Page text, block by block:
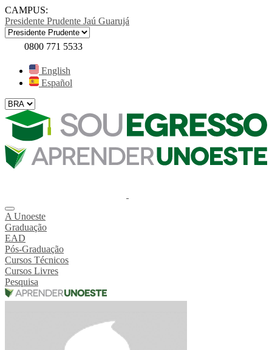
CAMPUS:
Presidente Prudente Jaú Guarujá
0800 771 5533
English
Español
A Unoeste
Graduação
EAD
Pós-Graduação
Cursos Técnicos
Cursos Livres
Pesquisa